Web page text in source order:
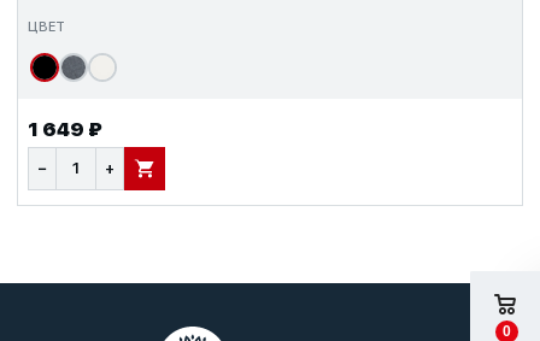
ЦВЕТ
1 649 ₽
− + В КОРЗИНУ
0